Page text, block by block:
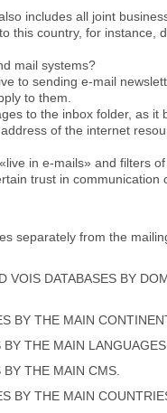
includes all joint
this country, for instance,
mail systems?
to sending e-mail
to them.
to the inbox folder, as it
of the internet
in e-mails» and filters
trust in communication
separately from the
VOIS DATABASES BY
BY THE MAIN
THE MAIN
THE MAIN CMS.
BY THE MAIN